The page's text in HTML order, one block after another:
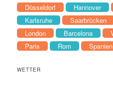
Düsseldorf
Hannover
Karlsruhe
Saarbrücken
London
Barcelona
Paris
Rom Spanien
WETTER